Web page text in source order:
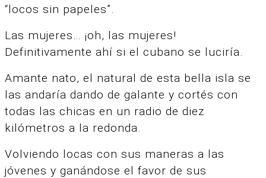
“locos sin papeles”.
Las mujeres… ¡oh, las mujeres!
Definitivamente ahí si el cubano se luciría.
Amante nato, el natural de esta bella isla se
las andaría dando de galante y cortés con
todas las chicas en un radio de diez
kilómetros a la redonda.
Volviendo locas con sus maneras a las
jóvenes y ganándose el favor de sus